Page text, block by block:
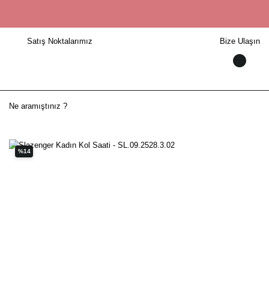
Satış Noktalarımız Bize Ulaşın
%14